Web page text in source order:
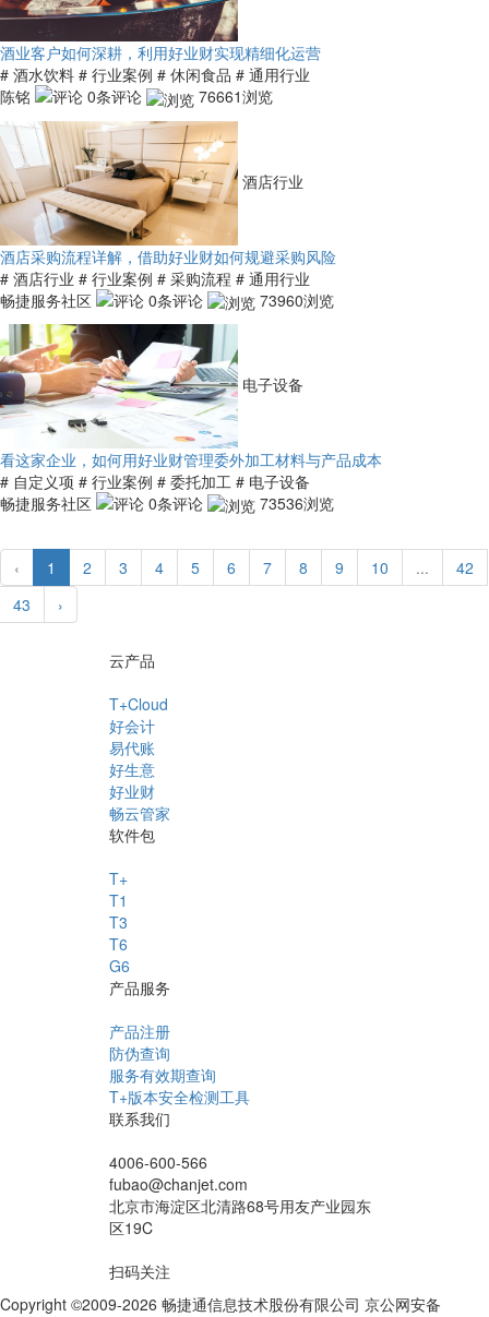
酒业客户如何深耕，利用好业财实现精细化运营
# 酒水饮料 # 行业案例 # 休闲食品 # 通用行业
陈铭
0条评论 76661浏览
酒店行业
酒店采购流程详解，借助好业财如何规避采购风险
# 酒店行业 # 行业案例 # 采购流程 # 通用行业
畅捷服务社区
0条评论 73960浏览
电子设备
看这家企业，如何用好业财管理委外加工材料与产品成本
# 自定义项 # 行业案例 # 委托加工 # 电子设备
畅捷服务社区
0条评论 73536浏览
‹ 1 2 3 4 5 6 7 8 9 10 ...
42
43
›
云产品
T+Cloud
好会计
易代账
好生意
好业财
畅云管家
软件包
T+
T1
T3
T6
G6
产品服务
产品注册
防伪查询
服务有效期查询
T+版本安全检测工具
联系我们
4006-600-566
fubao@chanjet.com
北京市海淀区北清路68号用友产业园东
区19C
扫码关注
Copyright ©2009-2026 畅捷通信息技术股份有限公司 京公网安备